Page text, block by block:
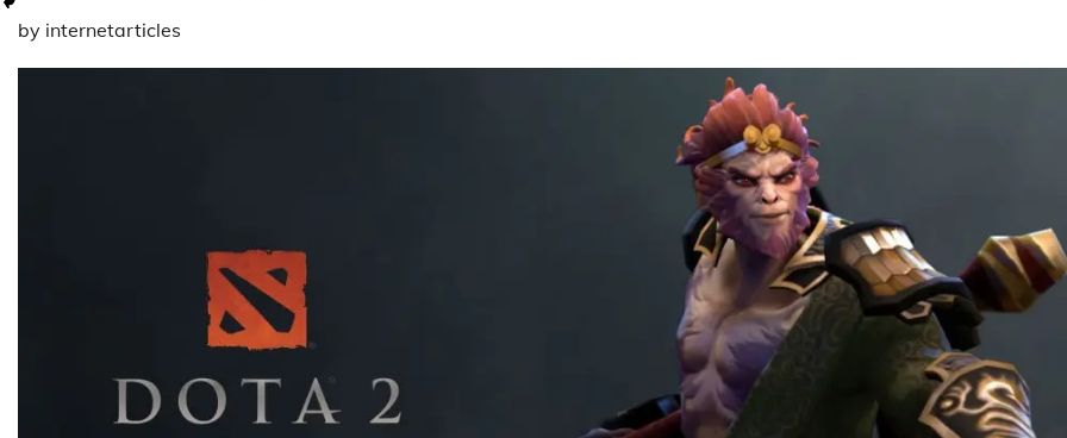
by internetarticles